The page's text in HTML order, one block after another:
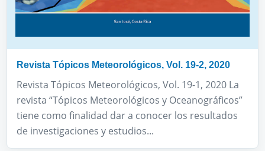
Revista Tópicos Meteorológicos, Vol. 19-2, 2020
Revista Tópicos Meteorológicos, Vol. 19-1, 2020 La
revista “Tópicos Meteorológicos y Oceanográficos”
tiene como finalidad dar a conocer los resultados
de investigaciones y estudios...